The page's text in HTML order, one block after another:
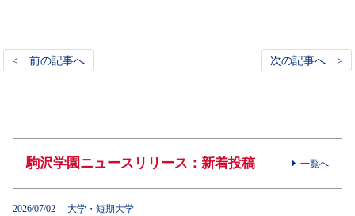
< 前の記事へ 次の記事へ >
駒沢学園ニュースリリース：新着投稿 一覧へ
2026/07/02 大学・短期大学